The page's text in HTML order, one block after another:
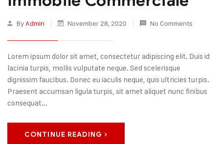
By Admin November 28, 2020 No Comments
Lorem ipsum dolor sit amet, consectetur adipiscing elit. Duis id
lacinia turpis, mollis vulputate neque. Sed scelerisque
dignissim faucibus. Donec eu iaculis neque, quis ultricies turpis.
Praesent accumsan ligula turpis, sit amet aliquet nunc finibus
consequat...
CONTINUE READING